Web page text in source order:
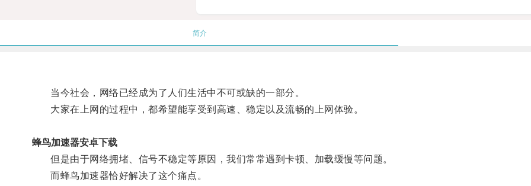
简介
当今社会，网络已经成为了人们生活中不可或缺的一部分。
大家在上网的过程中，都希望能享受到高速、稳定以及流畅的上网体验。
蜂鸟加速器安卓下载
但是由于网络拥堵、信号不稳定等原因，我们常常遇到卡顿、加载缓慢等问题。
而蜂鸟加速器恰好解决了这个痛点。